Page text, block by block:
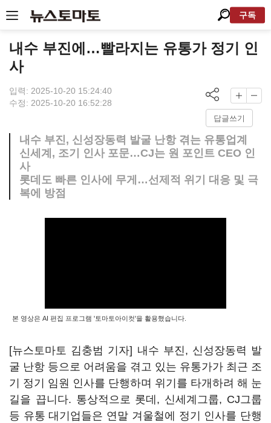
구독
내수 부진에…빨라지는 유통가 정기 인
사
입력: 2025-10-20 15:24:40
수정: 2025-10-20 16:52:28
답글쓰기
내수 부진, 신성장동력 발굴 난항 겪는 유통업계
신세계, 조기 인사 포문…CJ는 원 포인트 CEO 인
사
롯데도 빠른 인사에 무게…선제적 위기 대응 및 극
복에 방점
본 영상은 AI 편집 프로그램 '토마토아이컷'을 활용했습니다.
[뉴스토마토 김충범 기자] 내수 부진, 신성장동력 발
굴 난항 등으로 어려움을 겪고 있는 유통가가 최근 조
기 정기 임원 인사를 단행하며 위기를 타개하려 해 눈
길을 끕니다. 통상적으로 롯데, 신세계그룹, CJ그룹
등 유통 대기업들은 연말 겨울철에 정기 인사를 단행